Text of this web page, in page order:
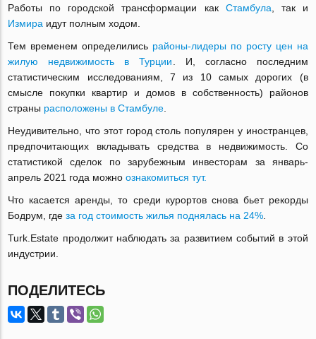
Работы по городской трансформации как Стамбула , так и
Измира идут полным ходом.
Тем временем определились районы-лидеры по росту цен на
жилую недвижимость в Турции . И, согласно последним
статистическим исследованиям, 7 из 10 самых дорогих (в
смысле покупки квартир и домов в собственность) районов
страны расположены в Стамбуле
Неудивительно, что этот город столь популярен у иностранцев,
предпочитающих вкладывать средства в недвижимость. Со
статистикой сделок по зарубежным инвесторам за январь-
апрель 2021 года можноознакомиться тут.
Что касается аренды, то среди курортов снова бьет рекорды
Бодрум, гдеза год стоимость жилья поднялась на 24%
Turk.Estate продолжит наблюдать за развитием событий в этой
индустрии.
ПОДЕЛИТЕСЬ